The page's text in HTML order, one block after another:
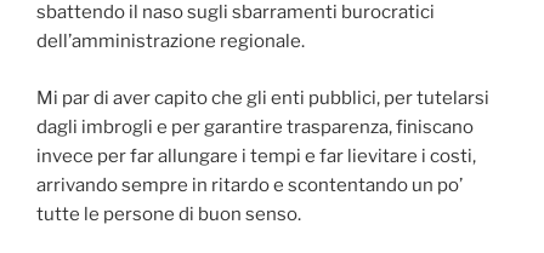
sbattendo il naso sugli sbarramenti burocratici
dell’amministrazione regionale.
Mi par di aver capito che gli enti pubblici, per tutelarsi
dagli imbrogli e per garantire trasparenza, finiscano
invece per far allungare i tempi e far lievitare i costi,
arrivando sempre in ritardo e scontentando un po’
tutte le persone di buon senso.